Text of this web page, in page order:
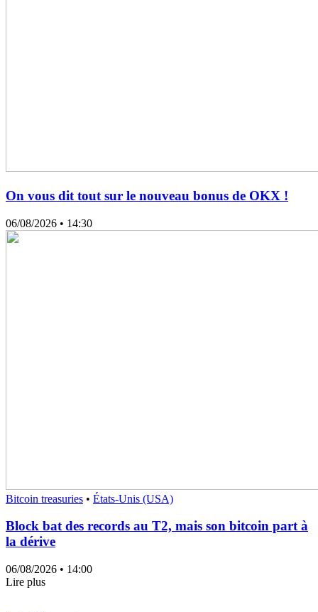
On vous dit tout sur le nouveau bonus de OKX !
06/08/2026 • 14:30
Bitcoin treasuries • États-Unis (USA)
Block bat des records au T2, mais son bitcoin part à
la dérive
06/08/2026 • 14:00
Lire plus